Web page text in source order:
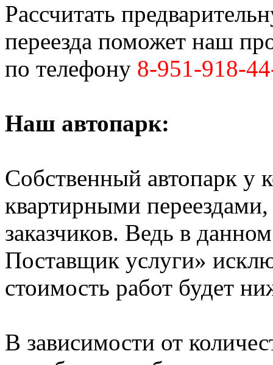
Рассчитать
переезда поможет наш
по телефону 8-951-918-
Наш автопарк:
Собственный автопарк у
квартирными
заказчиков. Ведь в
Поставщик услуги»
стоимость работ будет
В зависимости от